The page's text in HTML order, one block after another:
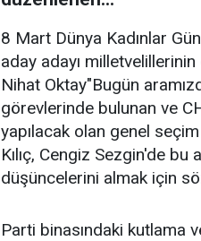
8 Mart Dünya Kadınlar
aday adayı
Nihat Oktay"Bugün
görevlerinde bulunan ve
yapılacak olan genel
Kılıç, Cengiz Sezgin'de
düşüncelerini almak için
Parti binasındaki kutlama